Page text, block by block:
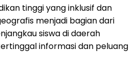
tinggi yang inklusif dan
menjadi bagian dari
siswa di daerah
informasi dan peluang